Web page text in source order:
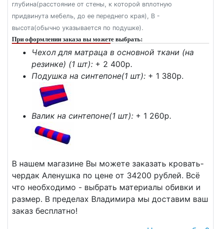
глубина(расстояние от стены, к которой вплотную
придвинута мебель, до ее переднего края), В -
высота(обычно указывается по подушке).
При оформлении заказа вы можете выбрать:
Чехол для матраца в основной ткани (на
резинке) (1 шт): + 2 400p.
Подушка на синтепоне(1 шт): + 1 380p.
Валик на синтепоне(1 шт): + 1 260p.
В нашем магазине Вы можете заказать кровать-
чердак Аленушка по цене от 34200 рублей. Всё
что необходимо - выбрать материалы обивки и
размер. В пределах Владимира мы доставим ваш
заказ бесплатно!